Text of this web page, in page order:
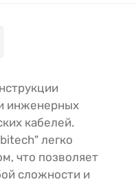
инженерных
кабелей.
легко
что позволяет
сложности и